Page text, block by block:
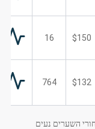
$150
16
$132
764
השערים נעים